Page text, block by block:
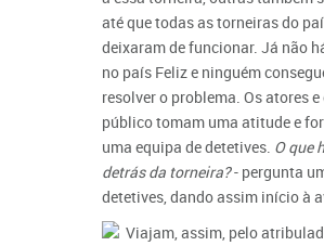
até que todas as torneiras do
deixaram de funcionar. Já não
no país Feliz e ninguém
resolver o problema. Os atores e
público tomam uma atitude e
uma equipa de detetives. O que
detrás da torneira?- pergunta
detetives, dando assim início à
Viajam, assim, pelo